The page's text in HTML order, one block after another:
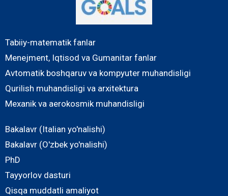
Tabiiy-matematik fanlar
Menejment, Iqtisod va Gumanitar fanlar
Avtomatik boshqaruv va kompyuter muhandisligi
Qurilish muhandisligi va arxitektura
Mexanik va aerokosmik muhandisligi
Bakalavr (Italian yo'nalishi)
Bakalavr (O'zbek yo'nalishi)
PhD
Tayyorlov dasturi
Qisqa muddatli amaliyot